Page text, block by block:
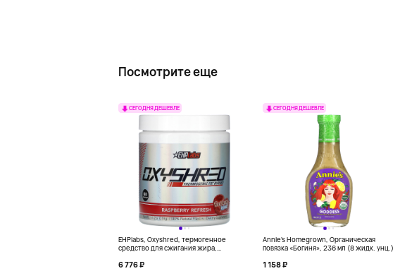
Посмотрите еще
СЕГОДНЯ ДЕШЕВЛЕ
EHPlabs, Oxyshred, термогенное
средство для сжигания жира,
унции)
6 776 ₽
СЕГОДНЯ ДЕШЕВЛЕ
Annie's Homegrown, Органическая
повязка «Богиня», 236 мл (8 жидк. унц.)
1 158 ₽